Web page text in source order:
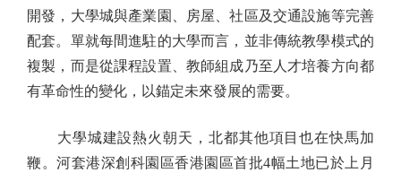
開發，大學城與產業園、房屋、社區及交通設施等完善
配套。單就每間進駐的大學而言，並非傳統教學模式的
複製，而是從課程設置、教師組成乃至人才培養方向都
有革命性的變化，以錨定未來發展的需要。
大學城建設熱火朝天，北都其他項目也在快馬加
鞭。河套港深創科園區香港園區首批4幅土地已於上月